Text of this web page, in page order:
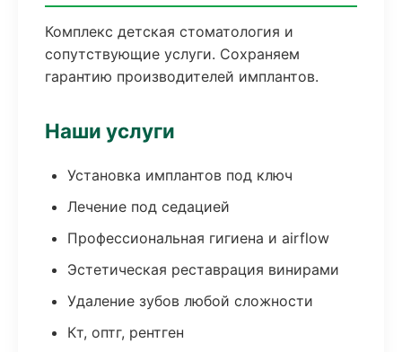
Комплекс детская стоматология и
сопутствующие услуги. Сохраняем
гарантию производителей имплантов.
Наши услуги
Установка имплантов под ключ
Лечение под седацией
Профессиональная гигиена и airflow
Эстетическая реставрация винирами
Удаление зубов любой сложности
Кт, оптг, рентген